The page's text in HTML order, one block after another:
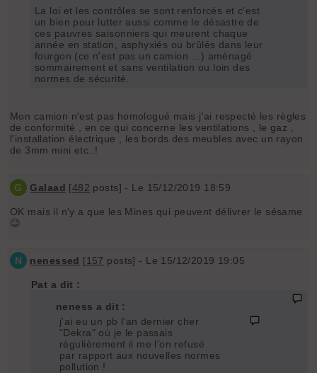
La loi et les contrôles se sont renforcés et c'est
un bien pour lutter aussi comme le désastre de
ces pauvres saisonniers qui meurent chaque
année en station, asphyxiés ou brûlés dans leur
fourgon (ce n'est pas un camion ...) aménagé
sommairement et sans ventilation ou loin des
normes de sécurité.
Mon camion n'est pas homologué mais j'ai respecté les règles
de conformité , en ce qui concerne les ventilations , le gaz ,
l'installation électrique , les bords des meubles avec un rayon
de 3mm mini etc..!
G Galaad [482 posts] - Le 15/12/2019 18:59
OK mais il n'y a que les Mines qui peuvent délivrer le sésame
😉
N nenessed [157 posts] - Le 15/12/2019 19:05
Pat a dit :
neness a dit :
j'ai eu un pb l'an dernier cher
"Dekra" où je le passais
régulièrement il me l'on refusé
par rapport aux nouvelles normes
pollution !